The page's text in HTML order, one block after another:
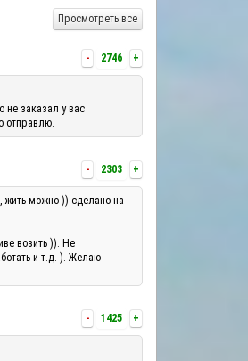
Просмотреть все
- 2746 +
не заказал у вас
отправлю.
- 2303 +
жить можно )) сделано на
возить )). Не
и т.д. ). Желаю
- 1425 +